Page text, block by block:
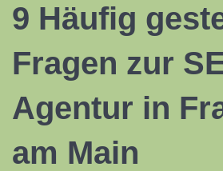
9 Häufig
Fragen zur
Agentur in
am Main